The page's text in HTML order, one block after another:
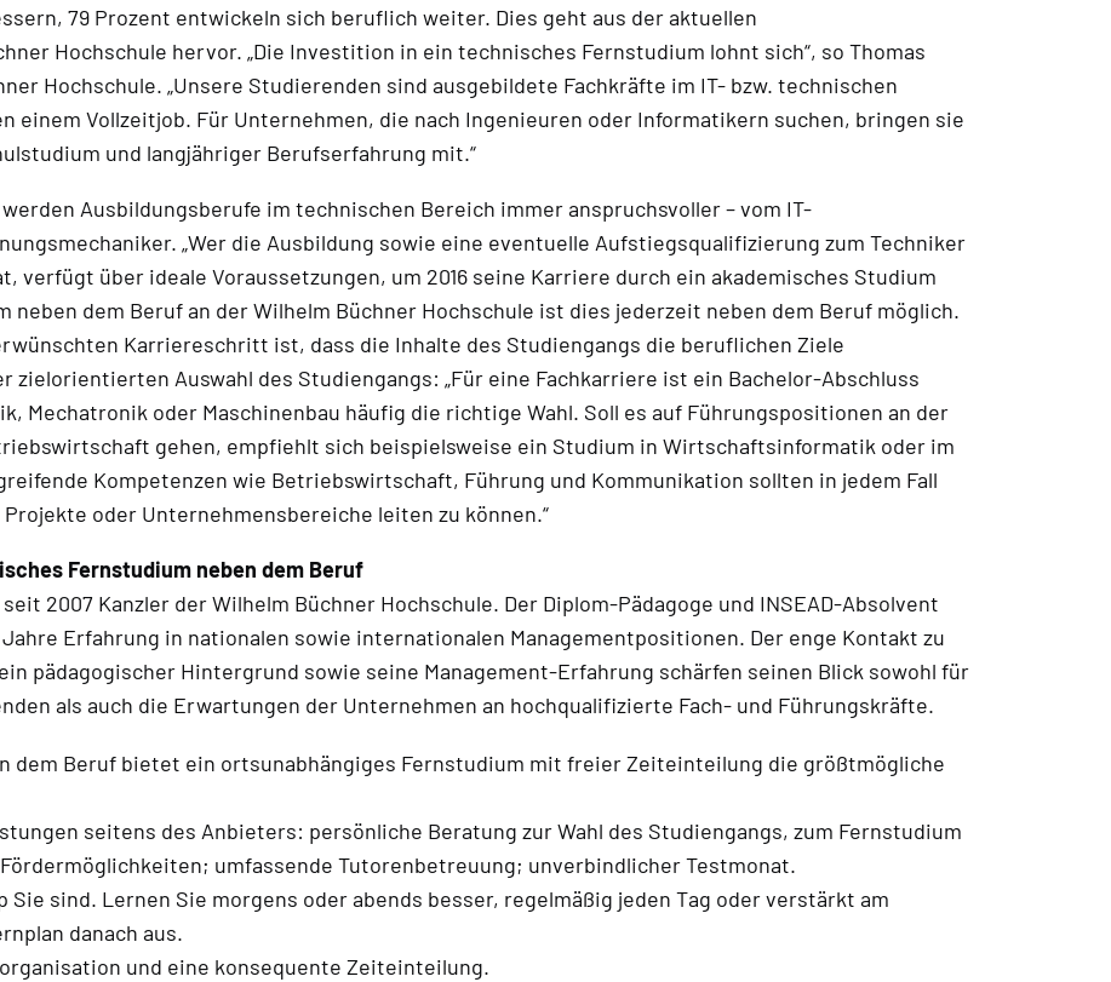
79 Prozent entwickeln sich beruflich weiter. Dies geht aus der aktuellen
Hochschule hervor. „Die Investition in ein technisches Fernstudium lohnt sich“, so Thomas
Hochschule. „Unsere Studierenden sind ausgebildete Fachkräfte im IT- bzw. technischen
einem Vollzeitjob. Für Unternehmen, die nach Ingenieuren oder Informatikern suchen, bringen sie
und langjähriger Berufserfahrung mit.“
Ausbildungsberufe im technischen Bereich immer anspruchsvoller – vom IT-
„Wer die Ausbildung sowie eine eventuelle Aufstiegsqualifizierung zum Techniker
verfügt über ideale Voraussetzungen, um 2016 seine Karriere durch ein akademisches Studium
neben dem Beruf an der Wilhelm Büchner Hochschule ist dies jederzeit neben dem Beruf möglich.
Karriereschritt ist, dass die Inhalte des Studiengangs die beruflichen Ziele
zielorientierten Auswahl des Studiengangs: „Für eine Fachkarriere ist ein Bachelor-Abschluss
Mechatronik oder Maschinenbau häufig die richtige Wahl. Soll es auf Führungspositionen an der
gehen, empfiehlt sich beispielsweise ein Studium in Wirtschaftsinformatik oder im
Kompetenzen wie Betriebswirtschaft, Führung und Kommunikation sollten in jedem Fall
oder Unternehmensbereiche leiten zu können.“
Fernstudium neben dem Beruf
2007 Kanzler der Wilhelm Büchner Hochschule. Der Diplom-Pädagoge und INSEAD-Absolvent
Erfahrung in nationalen sowie internationalen Managementpositionen. Der enge Kontakt zu
pädagogischer Hintergrund sowie seine Management-Erfahrung schärfen seinen Blick sowohl für
als auch die Erwartungen der Unternehmen an hochqualifizierte Fach- und Führungskräfte.
dem Beruf bietet ein ortsunabhängiges Fernstudium mit freier Zeiteinteilung die größtmögliche
seitens des Anbieters: persönliche Beratung zur Wahl des Studiengangs, zum Fernstudium
umfassende Tutorenbetreuung; unverbindlicher Testmonat.
Sie sind. Lernen Sie morgens oder abends besser, regelmäßig jeden Tag oder verstärkt am
danach aus.
und eine konsequente Zeiteinteilung.